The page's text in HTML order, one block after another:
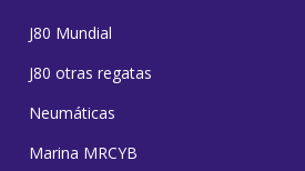
J80 Mundial
J80 otras regatas
Neumáticas
Marina MRCYB